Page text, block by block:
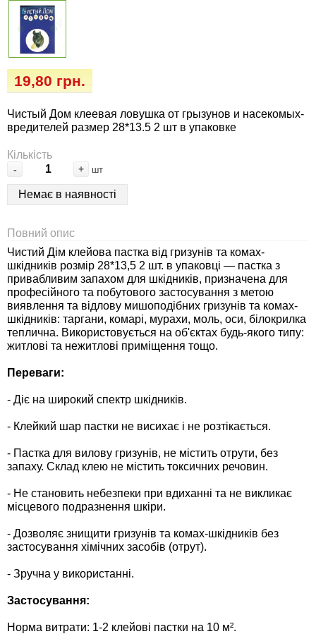
19,80 грн.
Чистый Дом клеевая ловушка от грызунов и насекомых-
вредителей размер 28*13.5 2 шт в упаковке
Кількість
- + шт
Немає в наявності
Повний опис
Чистий Дім клейова пастка від гризунів та комах-
шкідників розмір 28*13,5 2 шт. в упаковці — пастка з
привабливим запахом для шкідників, призначена для
професійного та побутового застосування з метою
виявлення та відлову мишоподібних гризунів та комах-
шкідників: таргани, комарі, мурахи, моль, оси, білокрилка
теплична. Використовується на об'єктах будь-якого типу:
житлові та нежитлові приміщення тощо.
Переваги:
- Діє на широкий спектр шкідників.
- Клейкий шар пастки не висихає і не розтікається.
- Пастка для вилову гризунів, не містить отрути, без
запаху. Склад клею не містить токсичних речовин.
- Не становить небезпеки при вдиханні та не викликає
місцевого подразнення шкіри.
- Дозволяє знищити гризунів та комах-шкідників без
застосування хімічних засобів (отрут).
- Зручна у використанні.
Застосування:
Норма витрати: 1-2 клейові пастки на 10 м².
Семена перца
Семена петрушки
Семена пряных трав
Семена свеклы
Семена сельдерея
Семена сидератов
Семена томатов
Семена газонной травы
Семена тыквы, патиссона
Семена укропа
Семена фасоли
Семена цветов
Удобрения «Сударушка», «Рязаночка»
Удобрения «Чистый лист» кристаллические
100 г
300 г
Удобрения «Чистый лист» в палочках
Удобрения «Чистый лист» Успех
Опрыскиватели
Горшки для цветов, кашпо
Перчатки
клопов, блох, домашних и садовых муравьев
Средства защиты от комаров, москитов,
клещей, ос, мошек, слепней
Средства защиты от мух
Средства защиты от капустницы
Средства защиты от кротов
Средства защиты от грызунов
Препараты для септиков, выгребных ям и
Хозяйственные товары
Лидеры продаж